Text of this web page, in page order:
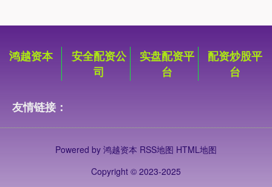
鸿越资本
安全配资公
司
实盘配资平
台
配资炒股平
台
友情链接：
Powered by 鸿越资本 RSS地图 HTML地图
Copyright © 2023-2025